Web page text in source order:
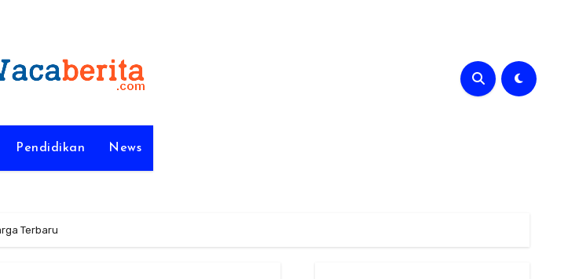
Pendidikan News
Terbaru